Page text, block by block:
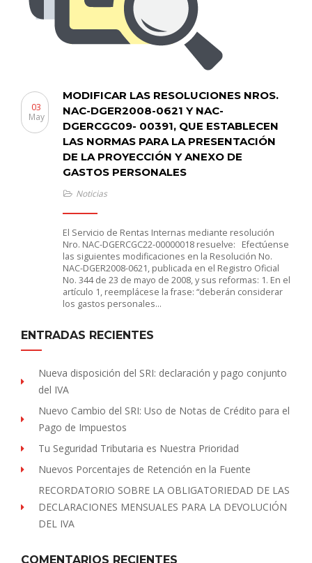
MODIFICAR LAS RESOLUCIONES NROS.
NAC-DGER2008-0621 Y NAC-
DGERCGC09- 00391, QUE ESTABLECEN
LAS NORMAS PARA LA PRESENTACIÓN
DE LA PROYECCIÓN Y ANEXO DE
GASTOS PERSONALES
03
May
Noticias
El Servicio de Rentas Internas mediante resolución
Nro. NAC-DGERCGC22-00000018 resuelve: Efectúense
las siguientes modificaciones en la Resolución No.
NAC-DGER2008-0621, publicada en el Registro Oficial
No. 344 de 23 de mayo de 2008, y sus reformas: 1. En el
artículo 1, reemplácese la frase: “deberán considerar
los gastos personales…
ENTRADAS RECIENTES
Nueva disposición del SRI: declaración y pago conjunto
del IVA
Nuevo Cambio del SRI: Uso de Notas de Crédito para el
Pago de Impuestos
Tu Seguridad Tributaria es Nuestra Prioridad
Nuevos Porcentajes de Retención en la Fuente
RECORDATORIO SOBRE LA OBLIGATORIEDAD DE LAS
DECLARACIONES MENSUALES PARA LA DEVOLUCIÓN
DEL IVA
COMENTARIOS RECIENTES